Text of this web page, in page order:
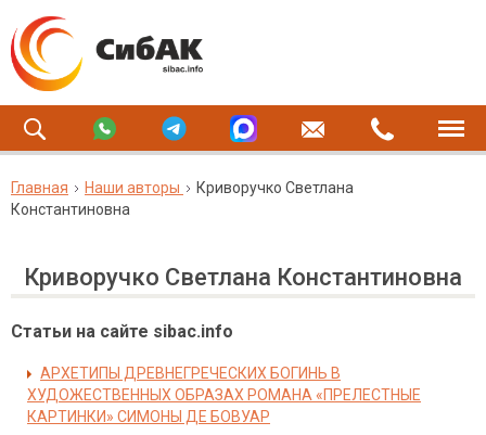
Главная Наши авторы
Криворучко Светлана
Константиновна
Криворучко Светлана Константиновна
Статьи на сайте sibac.info
АРХЕТИПЫ ДРЕВНЕГРЕЧЕСКИХ БОГИНЬ В
ХУДОЖЕСТВЕННЫХ ОБРАЗАХ РОМАНА «ПРЕЛЕСТНЫЕ
КАРТИНКИ» СИМОНЫ ДЕ БОВУАР